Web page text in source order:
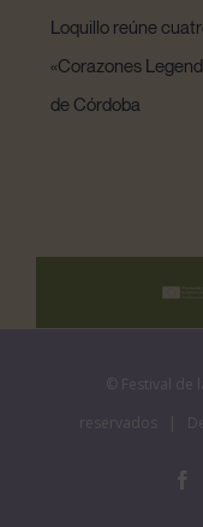
Loquillo reúne
«Corazones
de Córdoba
© Festival de
reservados |